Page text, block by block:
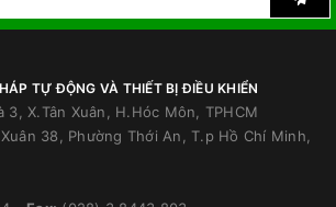
TỰ ĐỘNG VÀ THIẾT BỊ ĐIỀU KHIỂN
3, X.Tân Xuân, H.Hóc Môn, TPHCM
38, Phường Thới An, T.p Hồ Chí Minh,